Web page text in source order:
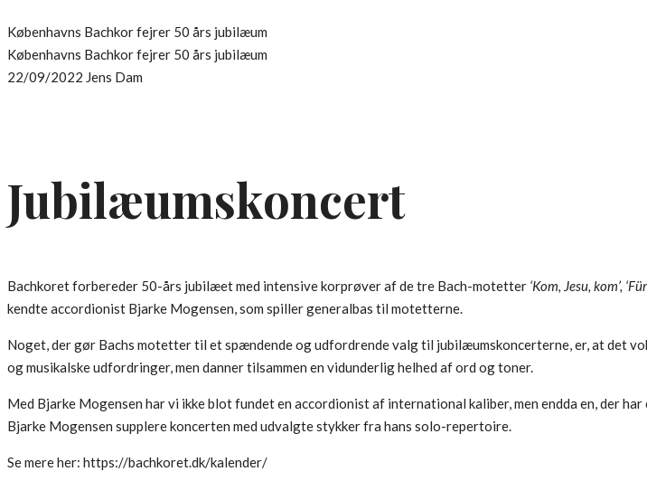
Københavns Bachkor fejrer 50 års jubilæum
Københavns Bachkor fejrer 50 års jubilæum
22/09/2022 Jens Dam
Jubilæumskoncert
Bachkoret forbereder 50-års jubilæet med intensive korprøver af de tre Bach-motetter ‘Kom, Jesu, kom’,
kendte accordionist Bjarke Mogensen, som spiller generalbas til motetterne.
Noget, der gør Bachs motetter til et spændende og udfordrende valg til jubilæumskoncerterne, er, at det
og musikalske udfordringer, men danner tilsammen en vidunderlig helhed af ord og toner.
Med Bjarke Mogensen har vi ikke blot fundet en accordionist af international kaliber, men endda en, der
Bjarke Mogensen supplere koncerten med udvalgte stykker fra hans solo-repertoire.
Se mere her: https://bachkoret.dk/kalender/